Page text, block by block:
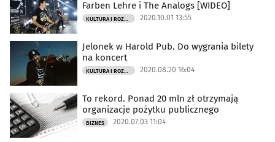
Farben Lehre i The Analogs [WIDEO]
2020.10.01 13:55
Jelonek w Harold Pub. Do wygrania bilety
na koncert
2020.08.20 16:04
To rekord. Ponad 20 mln zł otrzymają
organizacje pożytku publicznego
BIZNES 2020.07.03 11:04